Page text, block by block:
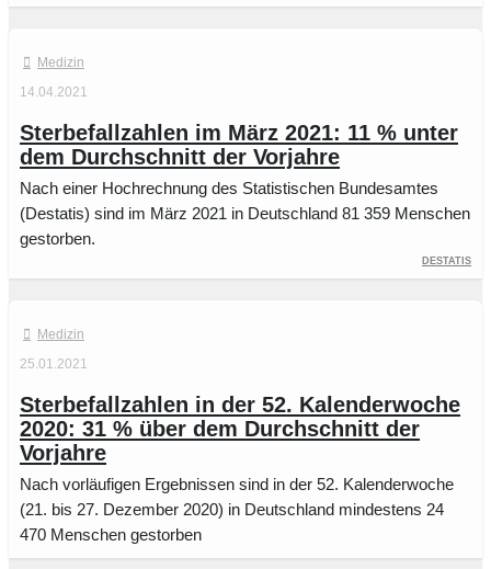
Medizin
14.04.2021
Sterbefallzahlen im März 2021: 11 % unter
dem Durchschnitt der Vorjahre
Nach einer Hochrechnung des Statistischen Bundesamtes
(Destatis) sind im März 2021 in Deutschland 81 359 Menschen
gestorben.
Destatis
Medizin
25.01.2021
Sterbefallzahlen in der 52. Kalenderwoche
2020: 31 % über dem Durchschnitt der
Vorjahre
Nach vorläufigen Ergebnissen sind in der 52. Kalenderwoche
(21. bis 27. Dezember 2020) in Deutschland mindestens 24
470 Menschen gestorben